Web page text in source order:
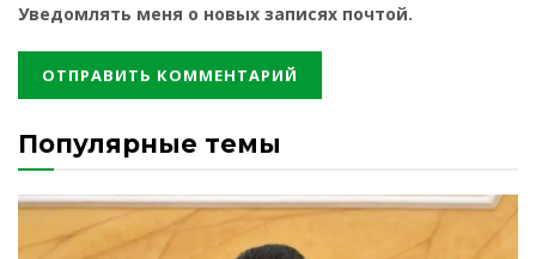
Уведомлять меня о новых записях почтой.
Популярные темы